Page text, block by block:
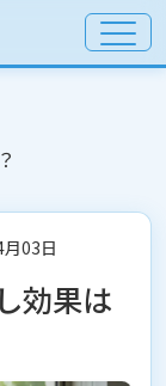
03日
効果は